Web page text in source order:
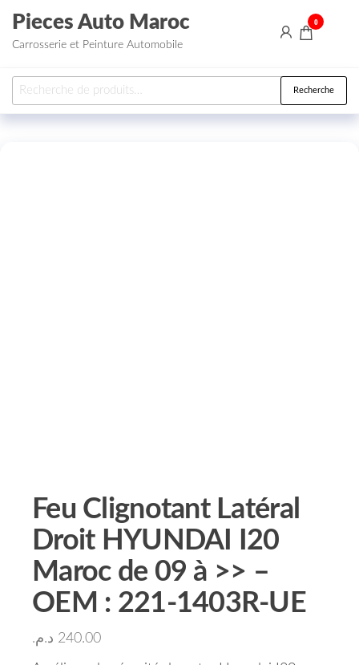
Aller au contenu
Pieces Auto Maroc
Carrosserie et Peinture Automobile
0
Recherche pour : Recherche
Feu Clignotant Latéral
Droit HYUNDAI I20
Maroc de 09 à >> –
OEM : 221-1403R-UE
240.00 د.م.